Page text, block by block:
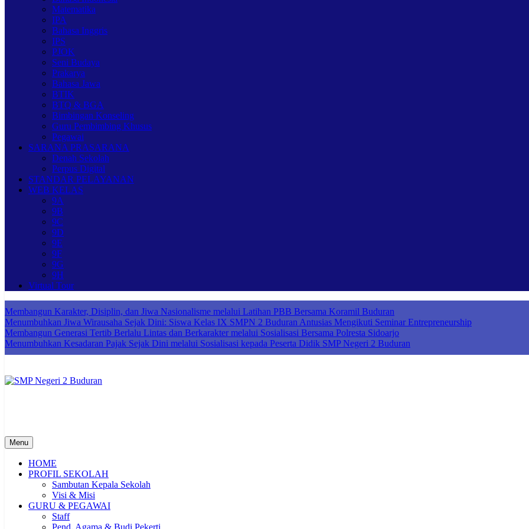
Matematika
IPA
Bahasa Inggris
IPS
PJOK
Seni Budaya
Prakarya
Bahasa Jawa
BTIK
BTQ & BGA
Bimbingan Konseling
Guru Pembimbing Khusus
Pegawai
SARANA PRASARANA
Denah Sekolah
Perpus Digital
STANDAR PELAYANAN
WEB KELAS
9A
9B
9C
9D
9E
9F
9G
9H
Virtual Tour
Membangun Karakter, Disiplin, dan Jiwa Nasionalisme melalui Latihan PBB Bersama Koramil Buduran
Menumbuhkan Jiwa Wirausaha Sejak Dini: Siswa Kelas IX SMPN 2 Buduran Antusias Mengikuti Seminar Entrepreneurship
Membangun Generasi Tertib Berlalu Lintas dan Berkarakter melalui Sosialisasi Bersama Polresta Sidoarjo
Menumbuhkan Kesadaran Pajak Sejak Dini melalui Sosialisasi kepada Peserta Didik SMP Negeri 2 Buduran
Menu
HOME
PROFIL SEKOLAH
Sambutan Kepala Sekolah
Visi & Misi
GURU & PEGAWAI
Staff
Pend. Agama & Budi Pekerti